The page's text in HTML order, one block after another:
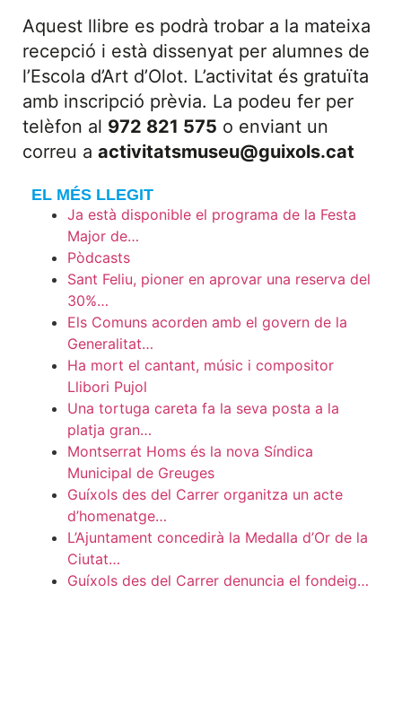
Aquest llibre es podrà trobar a la mateixa
recepció i està dissenyat per alumnes de
l’Escola d’Art d’Olot. L’activitat és gratuïta
amb inscripció prèvia. La podeu fer per
telèfon al 972 821 575 o enviant un
correu a activitatsmuseu@guixols.cat
EL MÉS LLEGIT
Ja està disponible el programa de la Festa
Major de…
Pòdcasts
Sant Feliu, pioner en aprovar una reserva del
30%…
Els Comuns acorden amb el govern de la
Generalitat…
Ha mort el cantant, músic i compositor
Llibori Pujol
Una tortuga careta fa la seva posta a la
platja gran…
Montserrat Homs és la nova Síndica
Municipal de Greuges
Guíxols des del Carrer organitza un acte
d’homenatge…
L’Ajuntament concedirà la Medalla d’Or de la
Ciutat…
Guíxols des del Carrer denuncia el fondeig…